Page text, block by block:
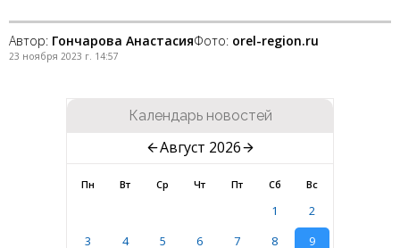
Автор: Гончарова АнастасияФото: orel-region.ru
23 ноября 2023 г. 14:57
Календарь новостей
Август 2026
Пн Вт Ср Чт Пт Сб Вс
1
2
3
4 5 6 7 8
9